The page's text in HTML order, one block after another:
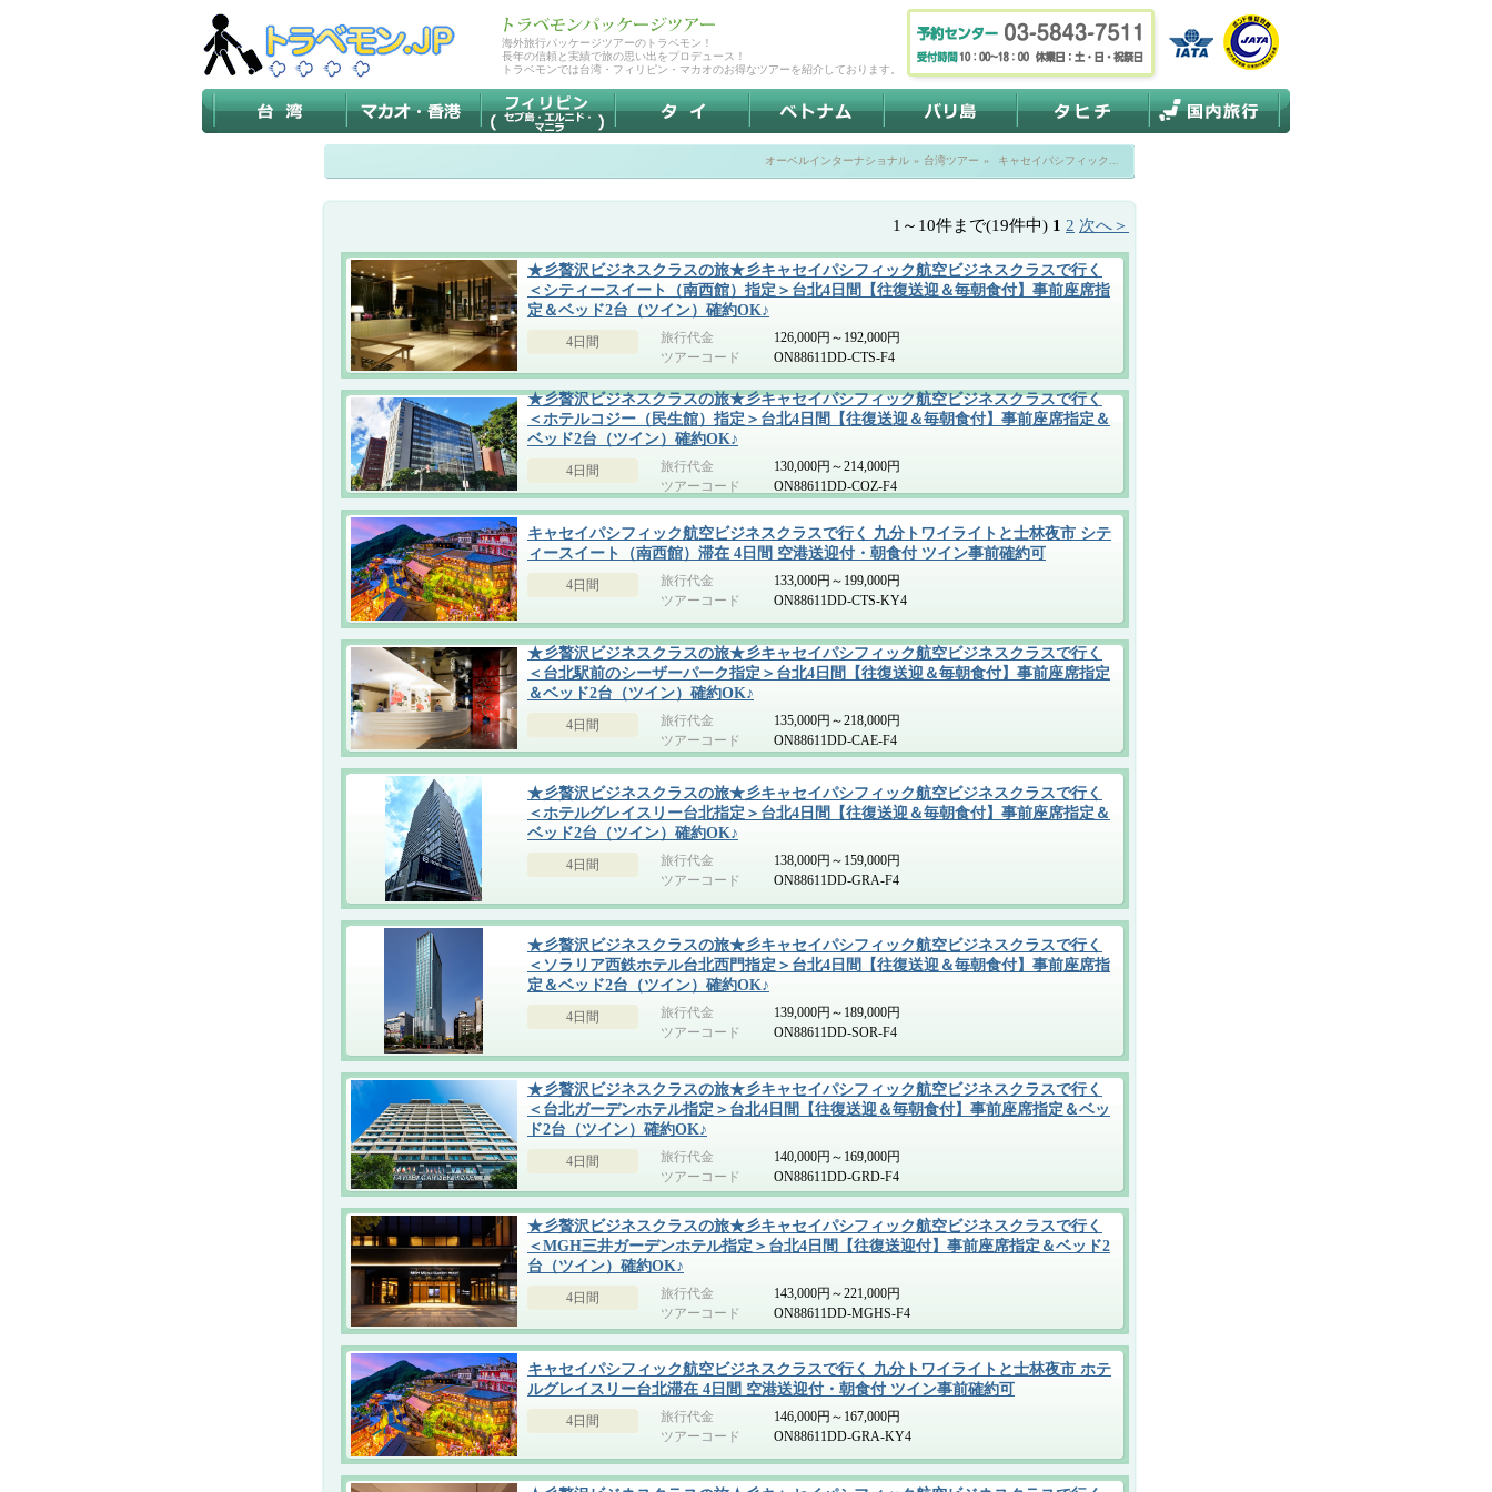
海外旅行パッケージツアーのトラベモン！
長年の信頼と実績で旅の思い出をプロデュース！
トラベモンでは台湾・フィリピン・マカオのお得なツアーを紹介しております。
オーベルインターナショナル » 台湾ツアー » キャセイパシフィック...
1～10件まで(19件中) 1 2 次へ＞
★彡贅沢ビジネスクラスの旅★彡キャセイパシフィック航空ビジネスクラスで行く
＜シティースイート（南西館）指定＞台北4日間【往復送迎＆毎朝食付】事前座席指
定＆ベッド2台（ツイン）確約OK♪
4日間 旅行代金
126,000円～192,000円
ツアーコード
ON88611DD-CTS-F4
★彡贅沢ビジネスクラスの旅★彡キャセイパシフィック航空ビジネスクラスで行く
＜ホテルコジー（民生館）指定＞台北4日間【往復送迎＆毎朝食付】事前座席指定＆
ベッド2台（ツイン）確約OK♪
4日間 旅行代金
130,000円～214,000円
ツアーコード
ON88611DD-COZ-F4
キャセイパシフィック航空ビジネスクラスで行く 九分トワイライトと士林夜市 シテ
ィースイート（南西館）滞在 4日間 空港送迎付・朝食付 ツイン事前確約可
4日間 旅行代金
133,000円～199,000円
ツアーコード
ON88611DD-CTS-KY4
★彡贅沢ビジネスクラスの旅★彡キャセイパシフィック航空ビジネスクラスで行く
＜台北駅前のシーザーパーク指定＞台北4日間【往復送迎＆毎朝食付】事前座席指定
＆ベッド2台（ツイン）確約OK♪
4日間 旅行代金
135,000円～218,000円
ツアーコード
ON88611DD-CAE-F4
★彡贅沢ビジネスクラスの旅★彡キャセイパシフィック航空ビジネスクラスで行く
＜ホテルグレイスリー台北指定＞台北4日間【往復送迎＆毎朝食付】事前座席指定＆
ベッド2台（ツイン）確約OK♪
4日間 旅行代金
138,000円～159,000円
ツアーコード
ON88611DD-GRA-F4
★彡贅沢ビジネスクラスの旅★彡キャセイパシフィック航空ビジネスクラスで行く
＜ソラリア西鉄ホテル台北西門指定＞台北4日間【往復送迎＆毎朝食付】事前座席指
定＆ベッド2台（ツイン）確約OK♪
4日間 旅行代金
139,000円～189,000円
ツアーコード
ON88611DD-SOR-F4
★彡贅沢ビジネスクラスの旅★彡キャセイパシフィック航空ビジネスクラスで行く
＜台北ガーデンホテル指定＞台北4日間【往復送迎＆毎朝食付】事前座席指定＆ベッ
ド2台（ツイン）確約OK♪
4日間 旅行代金
140,000円～169,000円
ツアーコード
ON88611DD-GRD-F4
★彡贅沢ビジネスクラスの旅★彡キャセイパシフィック航空ビジネスクラスで行く
＜MGH三井ガーデンホテル指定＞台北4日間【往復送迎付】事前座席指定＆ベッド2
台（ツイン）確約OK♪
4日間 旅行代金
143,000円～221,000円
ツアーコード
ON88611DD-MGHS-F4
キャセイパシフィック航空ビジネスクラスで行く 九分トワイライトと士林夜市 ホテ
ルグレイスリー台北滞在 4日間 空港送迎付・朝食付 ツイン事前確約可
4日間 旅行代金
146,000円～167,000円
ツアーコード
ON88611DD-GRA-KY4